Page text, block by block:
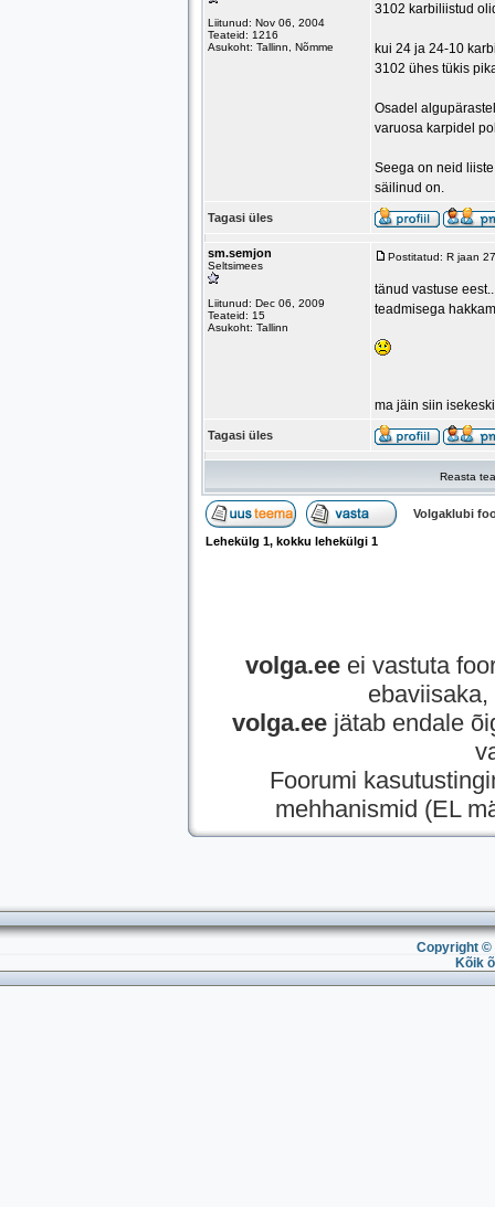
Liitunud: Nov 06, 2004
Teateid: 1216
Asukoht: Tallinn, Nõmme
3102 karbiliistud
kui 24 ja 24-10
3102 ühes tükis
Osadel
varuosa karpidel
Seega on neid
säilinud on.
Tagasi üles
sm.semjon
Seltsimees
Liitunud: Dec 06, 2009
Teateid: 15
Asukoht: Tallinn
Postitatud: R jaan
tänud vastuse
teadmisega
ma jäin siin
Tagasi üles
Reasta
Volgaklubi
Lehekülg 1, kokku lehekülgi 1
volga.eeei vastuta
volga.ee jätab endale
Foorumi
mehhanismid (EL
Copyright ©
Kõik